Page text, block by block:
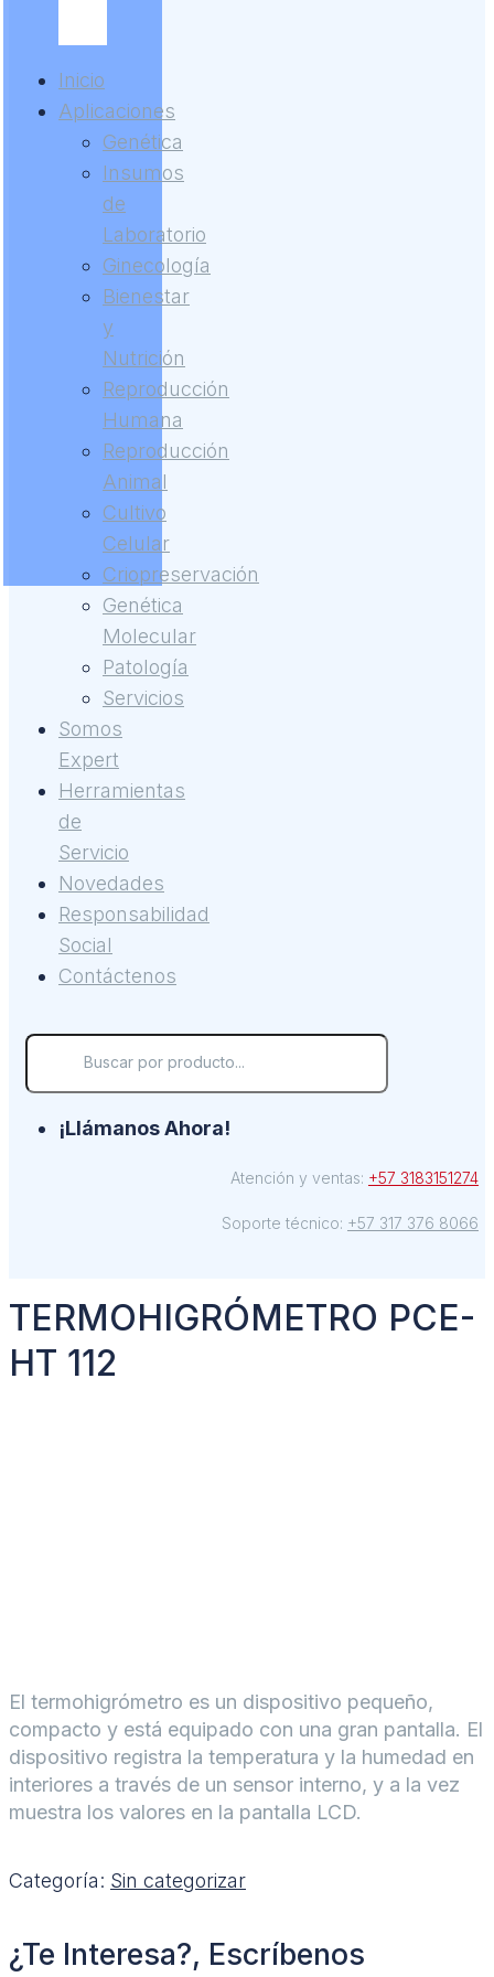
Inicio
Aplicaciones
Genética
Insumos
de
Laboratorio
Ginecología
Bienestar
y
Nutrición
Reproducción
Humana
Reproducción
Animal
Cultivo
Celular
Criopreservación
Genética
Molecular
Patología
Servicios
Somos
Expert
Herramientas
de
Servicio
Novedades
Responsabilidad
Social
Contáctenos
¡Llámanos Ahora!
Atención y ventas: +57 3183151274
Soporte técnico: +57 317 376 8066
TERMOHIGRÓMETRO PCE-
HT 112
El termohigrómetro es un dispositivo pequeño,
compacto y está equipado con una gran pantalla. El
dispositivo registra la temperatura y la humedad en
interiores a través de un sensor interno, y a la vez
muestra los valores en la pantalla LCD.
Categoría: Sin categorizar
¿Te Interesa?, Escríbenos